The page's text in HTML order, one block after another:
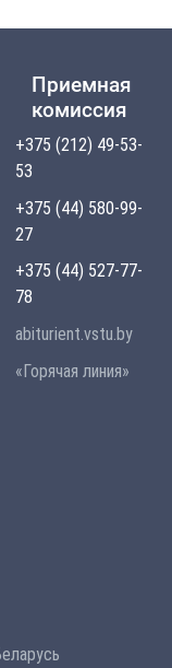
Приемная
комиссия
+375 (212) 49-53-
53
+375 (44) 580-99-
27
+375 (44) 527-77-
78
abiturient.vstu.by
«Горячая линия»